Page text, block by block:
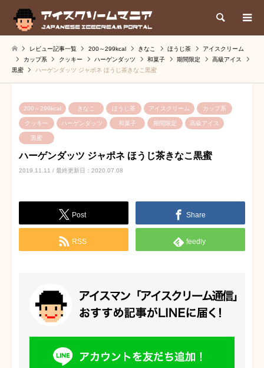
検索
レビュー記事一覧 200～299kcal きなこ ほうじ茶
アイスクリーム
カップ系
クッキー ハーゲンダッツ 和菓子 期間限定
高級アイス
黒蜜
ハーゲンダッツ ジャポネ ほうじ茶きなこ黒蜜
200～299kcal きなこ ほうじ茶 アイスクリーム カップ系
クッキー ハーゲンダッツ 和菓子 期間限定 高級アイス
黒蜜
ハーゲンダッツ ジャポネ ほうじ茶きなこ黒蜜
2019.11.11 / 最終更新日：2020.07.08
Post Share
RSS feedly